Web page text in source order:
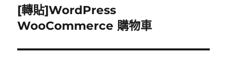
章:
下
一
文
[轉貼]WordPress
WooCommerce 購物車